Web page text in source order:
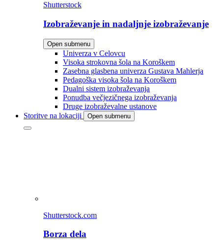
Shutterstock
Izobraževanje in nadaljnje izobraževanje
Open submenu
Univerza v Celovcu
Visoka strokovna šola na Koroškem
Zasebna glasbena univerza Gustava Mahlerja
Pedagoška visoka šola na Koroškem
Dualni sistem izobraževanja
Ponudba večjezičnega izobraževanja
Druge izobraževalne ustanove
Storitve na lokaciji
Open submenu
Shutterstock.com
Borza dela